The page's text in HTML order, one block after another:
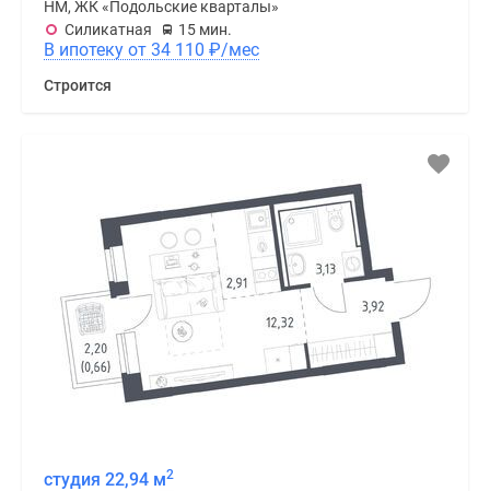
НМ, ЖК «Подольские кварталы»
Силикатная
15 мин.
В ипотеку от 34 110 ₽/мес
Строится
студия 22,94 м2